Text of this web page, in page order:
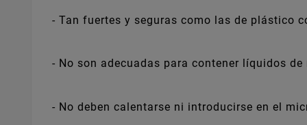
- Tan fuertes y seguras como las de plástico
- No son adecuadas para contener líquidos de
- No deben calentarse ni introducirse en el